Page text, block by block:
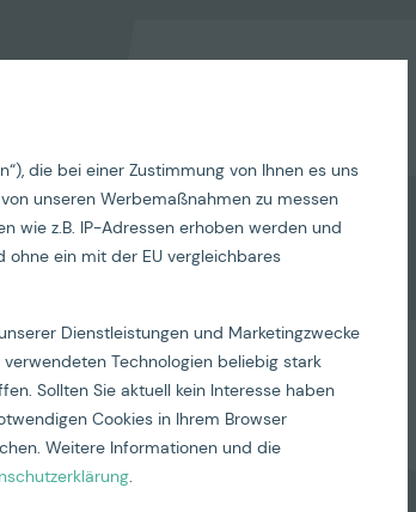
die bei einer Zustimmung von Ihnen es uns
unseren Werbemaßnahmen zu messen
wie z.B. IP-Adressen erhoben werden und
ohne ein mit der EU vergleichbares
Dienstleistungen und Marketingzwecke
Technologien beliebig stark
Sollten Sie aktuell kein Interesse haben
Cookies in Ihrem Browser
Weitere Informationen und die
.